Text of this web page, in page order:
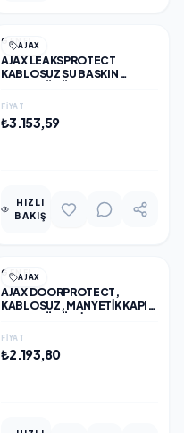
AJAX
GENEL
AJAX LEAKSPROTECT
KABLOSUZ SU BASKIN
FIYAT
₺3.153,59
HIZLI
BAKIŞ
AJAX
GENEL
AJAX DOORPROTECT,
KABLOSUZ, MANYETIK KAPI
FIYAT
₺2.193,80